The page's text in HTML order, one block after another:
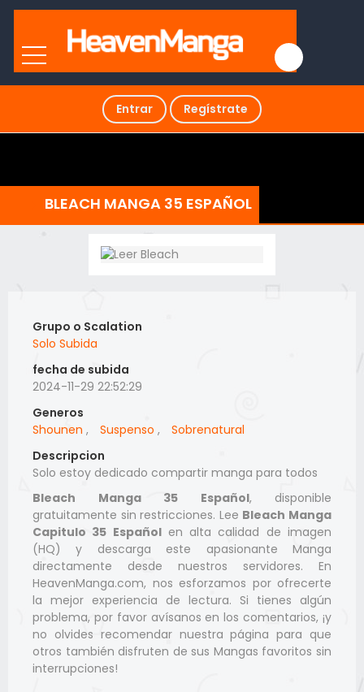
Entrar Regístrate
BLEACH MANGA 35 ESPAÑOL
Grupo o Scalation
Solo Subida
fecha de subida
2024-11-29 22:52:29
Generos
Shounen , Suspenso ,
Sobrenatural
Descripcion
Solo estoy dedicado compartir manga para todos
Bleach Manga 35 Español, disponible
gratuitamente sin restricciones. Lee Bleach Manga
Capitulo 35 Españolen alta calidad de imagen
(HQ) y descarga este apasionante Manga
directamente desde nuestros servidores. En
HeavenManga.com, nos esforzamos por ofrecerte
la mejor experiencia de lectura. Si tienes algún
problema, por favor avísanos en los comentarios, ¡y
no olvides recomendar nuestra página para que
otros también disfruten de sus Mangas favoritos sin
interrupciones!